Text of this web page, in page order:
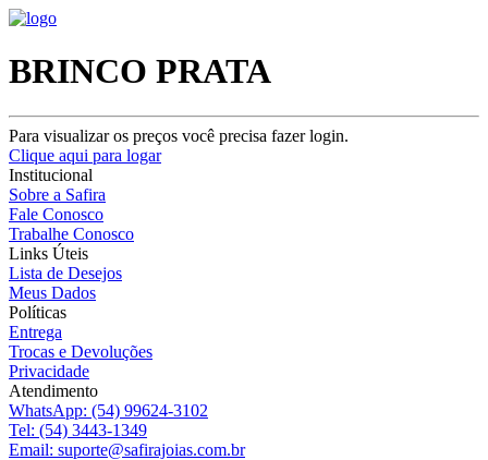
BRINCO PRATA
Para visualizar os preços você precisa fazer login.
Clique aqui para logar
Institucional
Sobre a Safira
Fale Conosco
Trabalhe Conosco
Links Úteis
Lista de Desejos
Meus Dados
Políticas
Entrega
Trocas e Devoluções
Privacidade
Atendimento
WhatsApp: (54) 99624-3102
Tel: (54) 3443-1349
Email: suporte@safirajoias.com.br